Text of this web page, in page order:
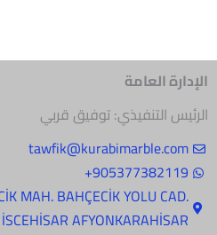
الإدارة العامة
الرئيس التنفيذي: توفيق قربي
tawfik@kurabimarble.com
905377382119+
.TEPECİK MAH. BAHÇECİK YOLU CAD
AFYONKARAHİSAR